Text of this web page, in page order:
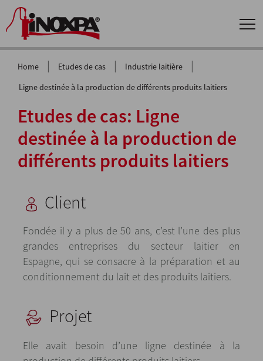
Home | Etudes de cas | Industrie laitière |
Ligne destinée à la production de différents produits laitiers
Etudes de cas: Ligne
destinée à la production de
différents produits laitiers
Client
Fondée il y a plus de 50 ans, c’est l’une des plus
grandes entreprises du secteur laitier en
Espagne, qui se consacre à la préparation et au
conditionnement du lait et des produits laitiers.
Projet
Elle avait besoin d’une ligne destinée à la